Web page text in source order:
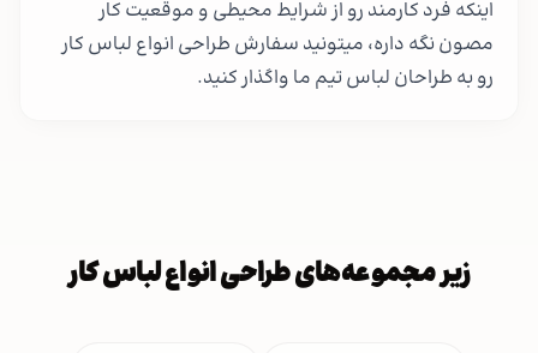
اینکه فرد کارمند رو از شرایط محیطی و موقعیت کار
مصون نگه داره، میتونید سفارش طراحی انواع لباس کار
رو به طراحان لباس تیم ما واگذار کنید.
زیر مجموعه‌های طراحی انواع لباس کار